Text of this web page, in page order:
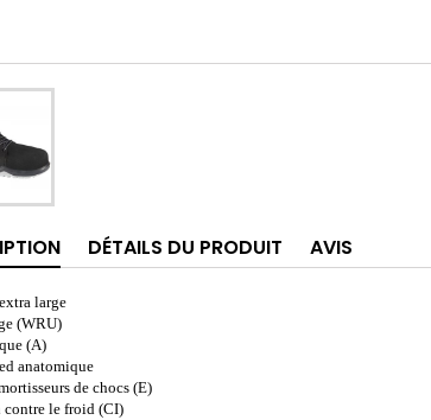
DÉTAILS DU PRODUIT AVIS
large
(WRU)
(A)
anatomique
de chocs (E)
contre le froid (CI)